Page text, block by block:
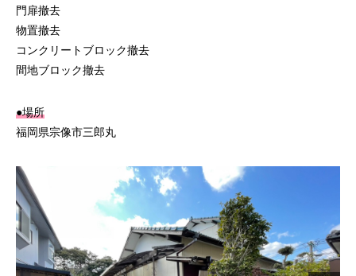
門扉撤去
物置撤去
コンクリートブロック撤去
間地ブロック撤去
●場所
福岡県宗像市三郎丸